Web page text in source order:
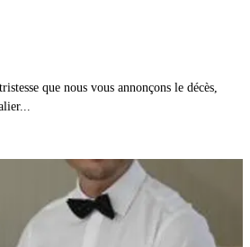
que nous vous annonçons le décès,